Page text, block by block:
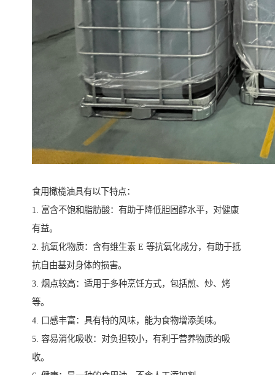
食用橄榄油具有以下特点：
1. 富含不饱和脂肪酸：有助于降低胆固醇水平，对健康
有益。
2. 抗氧化物质：含有维生素 E 等抗氧化成分，有助于抵
抗自由基对身体的损害。
3. 烟点较高：适用于多种烹饪方式，包括煎、炒、烤
等。
4. 口感丰富：具有特的风味，能为食物增添美味。
5. 容易消化吸收：对负担较小，有利于营养物质的吸
收。